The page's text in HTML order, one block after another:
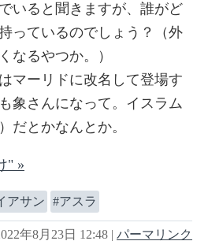
いると聞きますが、誰がど
っているのでしょう？（外
なるやつか。）
マーリドに改名して登場す
象さんになって。イスラム
だとかなんとか。
" »
アサン アスラ
年8月23日 12:48 | パーマリンク